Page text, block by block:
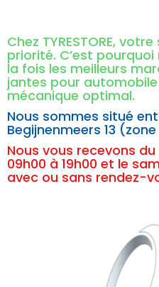
Chez TYRESTORE,
priorité. C’est
la fois les meilleurs
jantes pour
mécanique optimal.
Nous sommes situé
Begijnenmeers 13
Nous vous recevons
09h00 à 19h00 et le
avec ou sans rendez-